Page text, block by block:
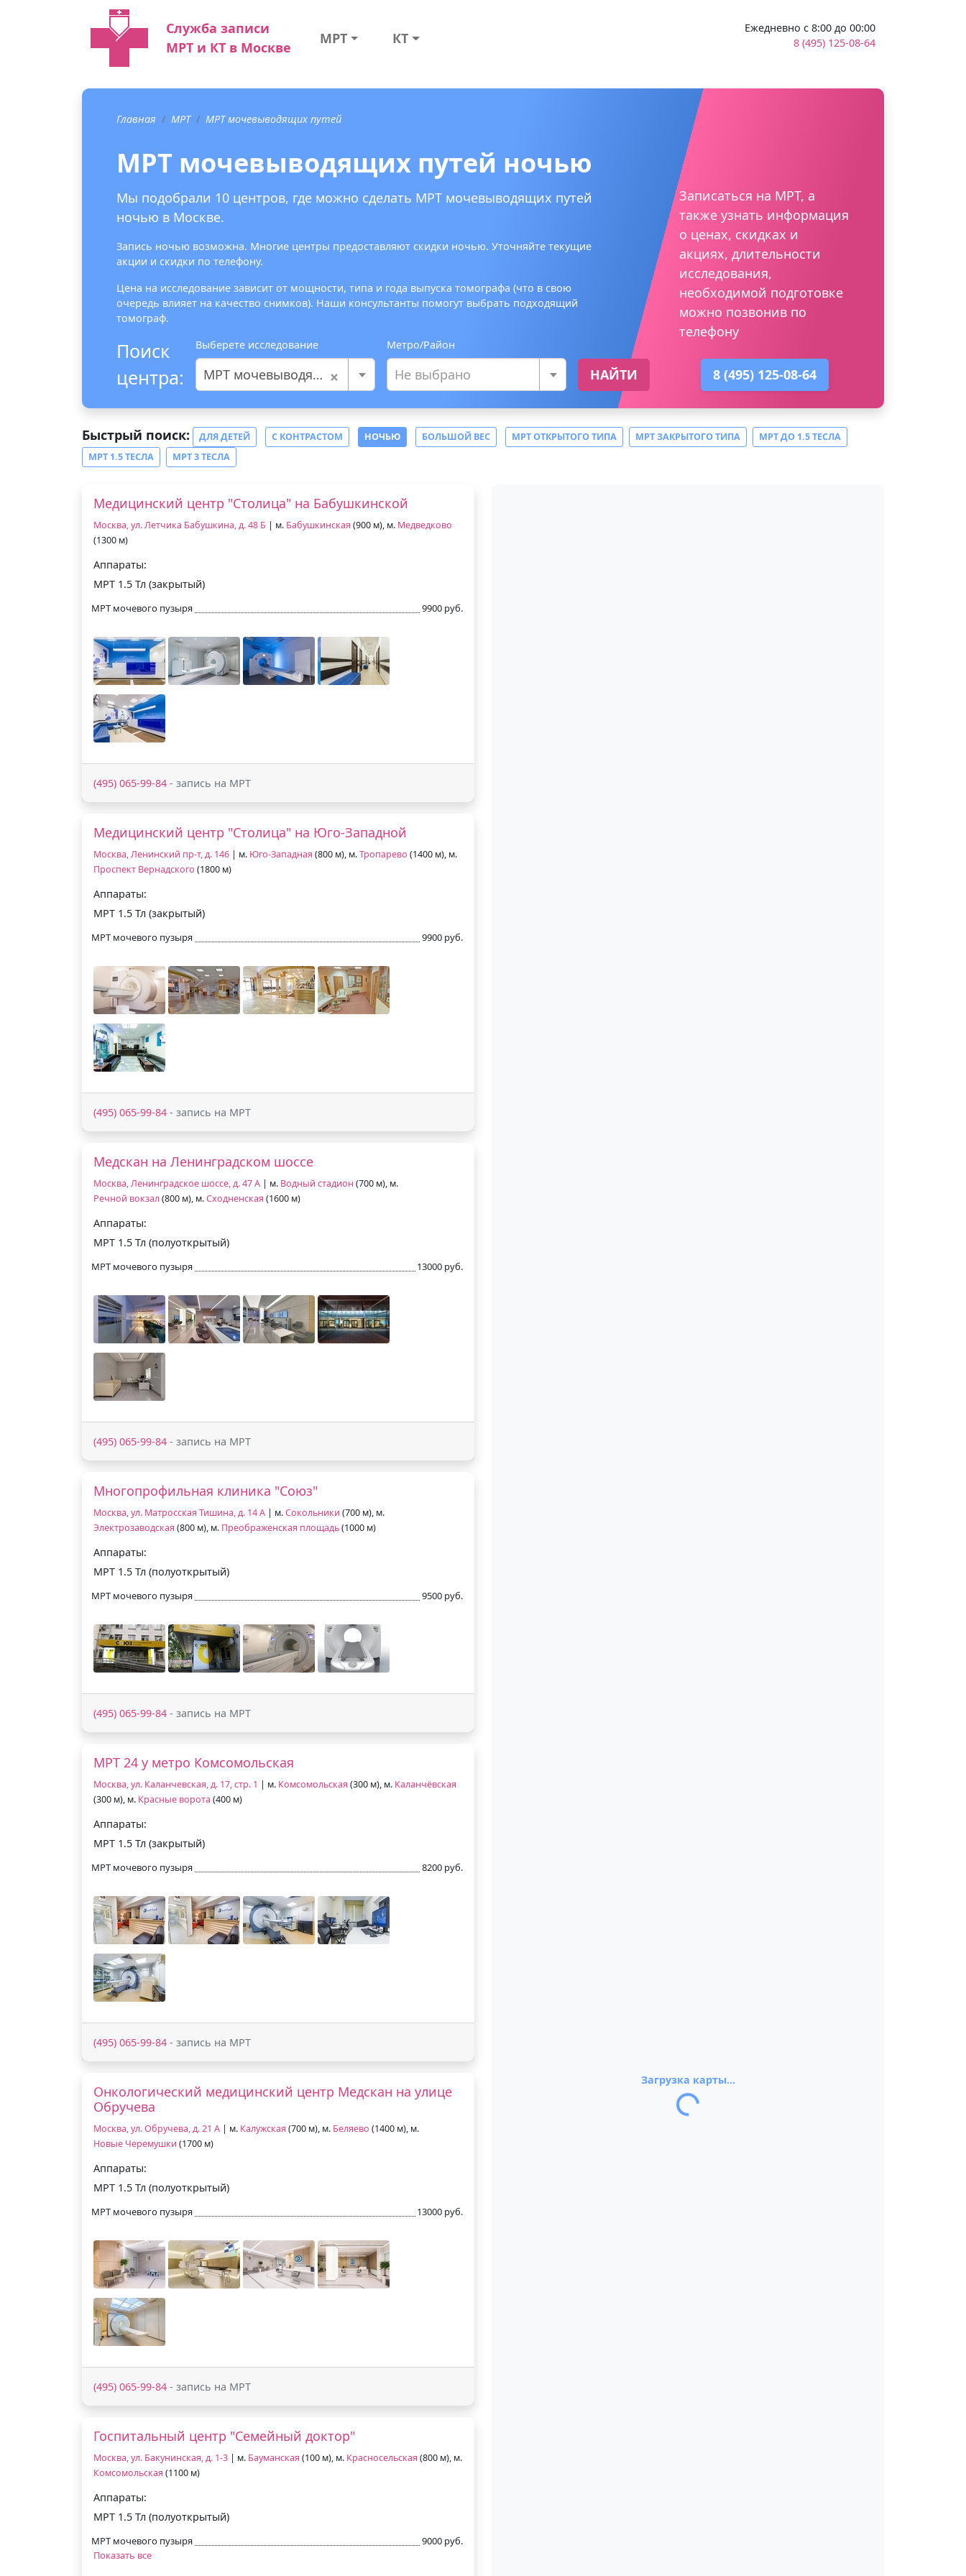
Служба записи
МРТ и КТ в Москве
МРТ КТ
Ежедневно с 8:00 до 00:00
8 (495) 125-08-64
Главная МРТ МРТ мочевыводящих путей
МРТ мочевыводящих путей ночью
Мы подобрали 10 центров, где можно сделать МРТ мочевыводящих путей
ночью в Москве.
Запись ночью возможна. Многие центры предоставляют скидки ночью. Уточняйте текущие
акции и скидки по телефону.
Цена на исследование зависит от мощности, типа и года выпуска томографа (что в свою
очередь влияет на качество снимков). Наши консультанты помогут выбрать подходящий
томограф.
Поиск
центра:
Выберете исследование
×
МРТ мочевыводящих путей
Метро/Район
Не выбрано НАЙТИ
Записаться на МРТ, а
также узнать информация
о ценах, скидках и
акциях, длительности
исследования,
необходимой подготовке
можно позвонив по
телефону
8 (495) 125-08-64
Быстрый поиск: ДЛЯ ДЕТЕЙ С КОНТРАСТОМ НОЧЬЮ БОЛЬШОЙ ВЕС МРТ ОТКРЫТОГО ТИПА МРТ ЗАКРЫТОГО ТИПА
МРТ ДО 1.5 ТЕСЛА
МРТ 1.5 ТЕСЛА
МРТ 3 ТЕСЛА
Медицинский центр "Столица" на Бабушкинской
Москва, ул. Летчика Бабушкина, д. 48 Б | м. Бабушкинская (900 м), м. Медведково
(1300 м)
Аппараты:
МРТ 1.5 Тл (закрытый)
МРТ мочевого пузыря 9900 руб.
(495) 065-99-84 - запись на МРТ
Медицинский центр "Столица" на Юго-Западной
Москва, Ленинский пр-т, д. 146 | м. Юго-Западная (800 м), м.Тропарево (1400 м), м.
Проспект Вернадского (1800 м)
Аппараты:
МРТ 1.5 Тл (закрытый)
МРТ мочевого пузыря 9900 руб.
(495) 065-99-84 - запись на МРТ
Медскан на Ленинградском шоссе
Москва, Ленинградское шоссе, д. 47 А | м. Водный стадион (700 м), м.
Речной вокзал(800 м), м.Сходненская (1600 м)
Аппараты:
МРТ 1.5 Тл (полуоткрытый)
МРТ мочевого пузыря 13000 руб.
(495) 065-99-84 - запись на МРТ
Многопрофильная клиника "Союз"
Москва, ул. Матросская Тишина, д. 14 А | м.Сокольники (700 м), м.
Электрозаводская (800 м), м. Преображенская площадь(1000 м)
Аппараты:
МРТ 1.5 Тл (полуоткрытый)
МРТ мочевого пузыря 9500 руб.
(495) 065-99-84 - запись на МРТ
МРТ 24 у метро Комсомольская
Москва, ул. Каланчевская, д. 17, стр. 1 | м. Комсомольская (300 м), м. Каланчёвская
(300 м), м. Красные ворота (400 м)
Аппараты:
МРТ 1.5 Тл (закрытый)
МРТ мочевого пузыря 8200 руб.
(495) 065-99-84 - запись на МРТ
Онкологический медицинский центр Медскан на улице
Обручева
Москва, ул. Обручева, д. 21 А | м. Калужская (700 м), м. Беляево (1400 м), м.
Новые Черемушки (1700 м)
Аппараты:
МРТ 1.5 Тл (полуоткрытый)
МРТ мочевого пузыря 13000 руб.
(495) 065-99-84 - запись на МРТ
Госпитальный центр "Семейный доктор"
Москва, ул. Бакунинская, д. 1-3 | м. Бауманская (100 м), м. Красносельская (800 м), м.
Комсомольская (1100 м)
Аппараты:
МРТ 1.5 Тл (полуоткрытый)
МРТ мочевого пузыря
9000 руб.
Показать все
Загрузка карты...